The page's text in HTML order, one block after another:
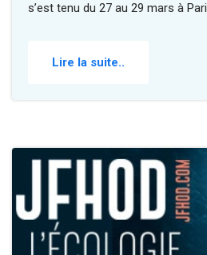
s’est tenu du 27 au 29 mars à
Lire la suite..